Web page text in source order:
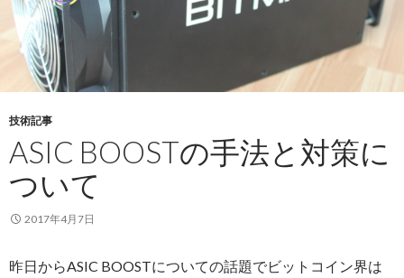
技術記事
ASIC BOOSTの手法と対策に
ついて
2017年4月7日
昨日からASIC BOOSTについての話題でビットコイン界は